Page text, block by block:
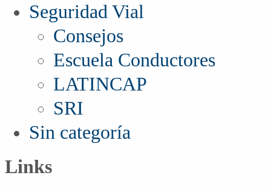
Seguridad Vial
Consejos
Escuela Conductores
LATINCAP
SRI
Sin categoría
Links